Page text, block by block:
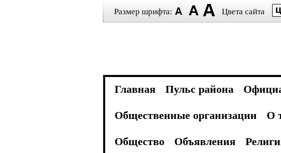
Размер шрифта: Цвета сайта
Главная Пульс района
Общественные организации
О
Общество
Объявления